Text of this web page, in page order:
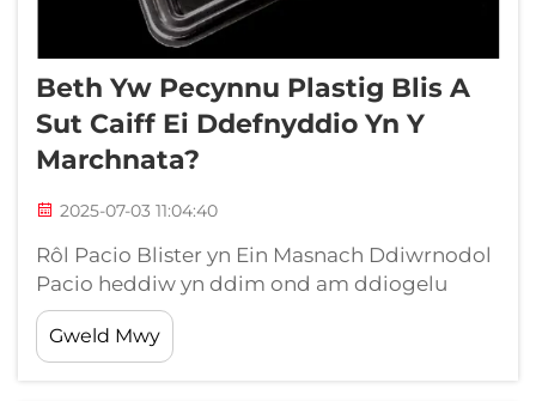
Beth Yw Pecynnu Plastig Blis A
Sut Caiff Ei Ddefnyddio Yn Y
Marchnata?
2025-07-03 11:04:40
Rôl Pacio Blister yn Ein Masnach Ddiwrnodol
Pacio heddiw yn ddim ond am ddiogelu
pethau rhag niweidion. Mae masnachwyr yn
gwybod ei fod yn chwarae rôl allweddol
hefyd yn tynnu sylw cleifion. Cymhwyswch
Gweld Mwy